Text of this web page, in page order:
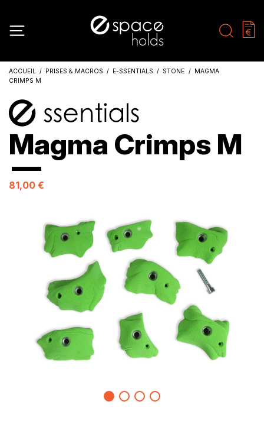
ACCUEIL PRISES & MACROS E-SSENTIALS STONE
MAGMA
CRIMPS M
Magma Crimps M
81,00 €